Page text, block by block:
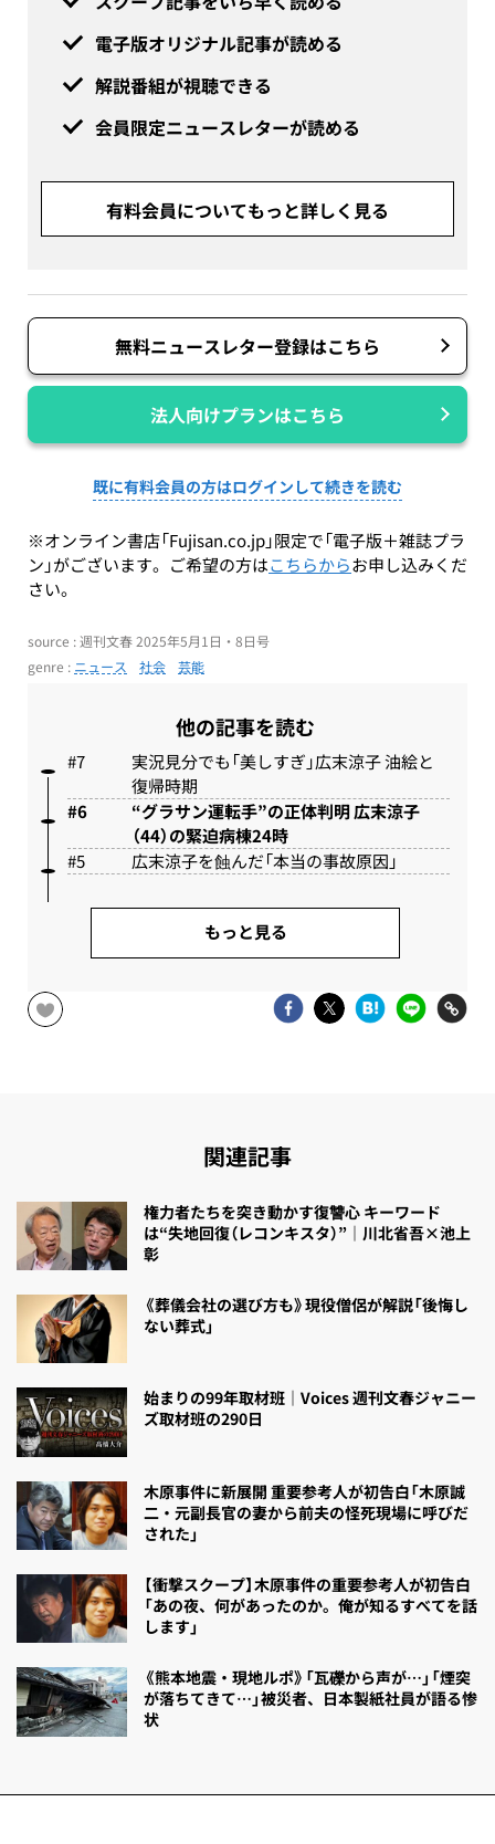
電子版オリジナル記事が読める
解説番組が視聴できる
会員限定ニュースレターが読める
有料会員についてもっと詳しく見る
無料ニュースレター登録はこちら
法人向けプランはこちら
既に有料会員の方はログインして続きを読む
※オンライン書店「Fujisan.co.jp」限定で「電子版＋雑誌プラ
ン」がございます。ご希望の方はこちらからお申し込みくだ
さい。
source : 週刊文春 2025年5月1日・8日号
genre : ニュース 社会 芸能
他の記事を読む
実況見分でも「美しすぎ」広末涼子 油絵と
復帰時期
“グラサン運転手”の正体判明 広末涼子
（44）の緊迫病棟24時
広末涼子を蝕んだ「本当の事故原因」
もっと見る
関連記事
権力者たちを突き動かす復讐心 キーワード
は“失地回復（レコンキスタ）”｜川北省吾×池上
彰
《葬儀会社の選び方も》現役僧侶が解説「後悔し
ない葬式」
始まりの99年取材班｜Voices 週刊文春ジャニー
ズ取材班の290日
木原事件に新展開 重要参考人が初告白「木原誠
二・元副長官の妻から前夫の怪死現場に呼びだ
された」
【衝撃スクープ】木原事件の重要参考人が初告白
「あの夜、何があったのか。俺が知るすべてを話
します」
《熊本地震・現地ルポ》「瓦礫から声が…」「煙突
が落ちてきて…」被災者、日本製紙社員が語る惨
状